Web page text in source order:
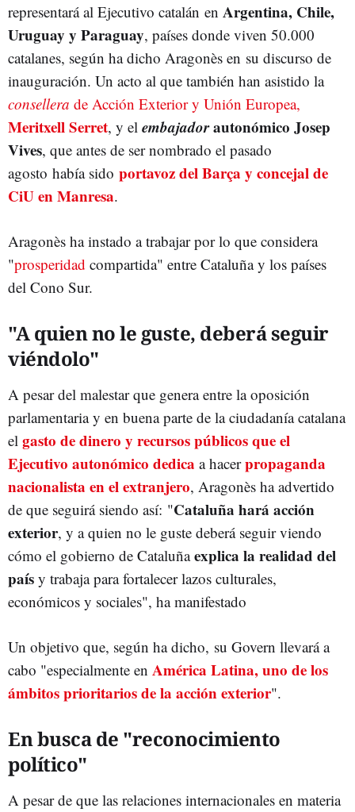
representará al Ejecutivo catalán en Argentina, Chile,
Uruguay y Paraguay, países donde viven 50.000
catalanes, según ha dicho Aragonès en su discurso de
inauguración. Un acto al que también han asistido la
consellera de Acción Exterior y Unión Europea,
Meritxell Serret, y el embajadorautonómico Josep
Vives, que antes de ser nombrado el pasado
agosto había sido portavoz del Barça y concejal de
CiU en Manresa.
Aragonès ha instado a trabajar por lo que considera
"prosperidad compartida" entre Cataluña y los países
del Cono Sur.
"A quien no le guste, deberá seguir
viéndolo"
A pesar del malestar que genera entre la oposición
parlamentaria y en buena parte de la ciudadanía catalana
el gasto de dinero y recursos públicos que el
Ejecutivo autonómico dedica a hacerpropaganda
nacionalista en el extranjero, Aragonès ha advertido
de que seguirá siendo así: "Cataluña hará acción
exterior, y a quien no le guste deberá seguir viendo
cómo el gobierno de Cataluñaexplica la realidad del
país y trabaja para fortalecer lazos culturales,
económicos y sociales", ha manifestado
Un objetivo que, según ha dicho, su Govern llevará a
cabo "especialmente en América Latina, uno de los
ámbitos prioritarios de la acción exterior".
En busca de "reconocimiento
político"
A pesar de que las relaciones internacionales en materia